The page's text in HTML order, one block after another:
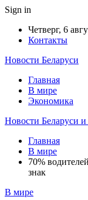
Sign in
Четверг, 6
Контакты
Новости Беларуси
Главная
В мире
Экономика
Новости Беларуси
Главная
В мире
70%
знак
В мире